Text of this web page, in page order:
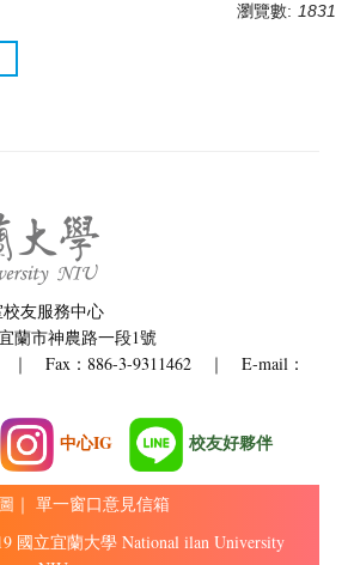
瀏覽數: 1831
友服務中心
蘭市神農路一段1號
｜ Fax：886-3-9311462 ｜ E-mail：
中心IG 校友好夥伴
｜ 單一窗口意見信箱
國立宜蘭大學 National ilan University